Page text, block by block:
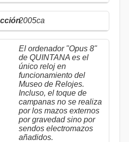
2005ca
El ordenador "Opus 8"
de QUINTANA es el
único reloj en
funcionamiento del
Museo de Relojes.
Incluso, el toque de
campanas no se realiza
por los mazos externos
por gravedad sino por
sendos electromazos
añadidos.